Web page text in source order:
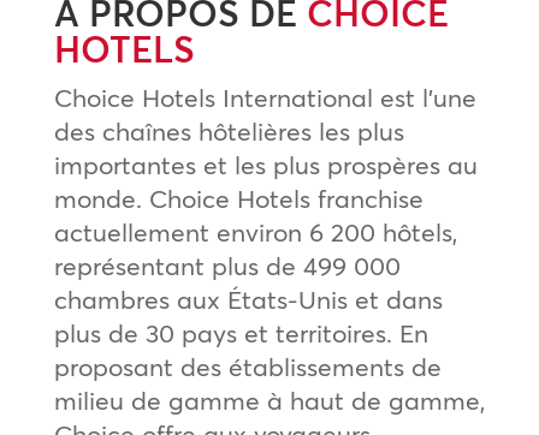
À PROPOS DE CHOICE
HOTELS
Choice Hotels International est l’une
des chaînes hôtelières les plus
importantes et les plus prospères au
monde. Choice Hotels franchise
actuellement environ 6 200 hôtels,
représentant plus de 499 000
chambres aux États-Unis et dans
plus de 30 pays et territoires. En
proposant des établissements de
milieu de gamme à haut de gamme,